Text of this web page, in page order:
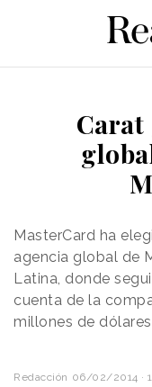
Carat
MasterCard ha
agencia global de
Latina, donde
cuenta de la
millones de
Redacción 06/02/2014 ·